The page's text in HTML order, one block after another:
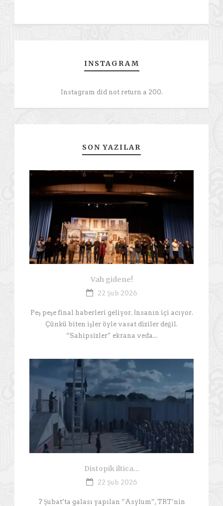
INSTAGRAM
Instagram did not return a 200.
SON YAZILAR
Vah gidene!
22 Şub 2026
Peş peşe final haberleri geliyor. İnsanın içi acıyor.
Çünkü biten işler öyle vasat diziler değil.
“Sahipsizler” ekrana veda...
Distopik iltica…
22 Şub 2026
7 Şubat’ta galası yapılan “Asylum”, TRT’nin